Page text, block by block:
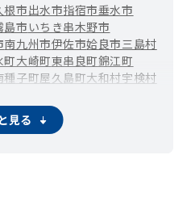
根市出水市指宿市垂水市
島市 いちき串木野市
南九州市伊佐市姶良市三島村
町大崎町東串良町錦江町
種子町屋久島町大和村宇検村
見る